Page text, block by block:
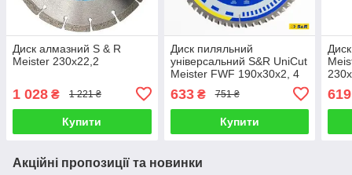
Диск алмазний S & R
Meister 230x22,2
1 028 ₴ 1 221 ₴
Купити
Диск пиляльний
універсальний S&R UniCut
Meister FWF 190х30х2, 4
633₴ 751 ₴
Купити
619
Акційні пропозиції та новинки